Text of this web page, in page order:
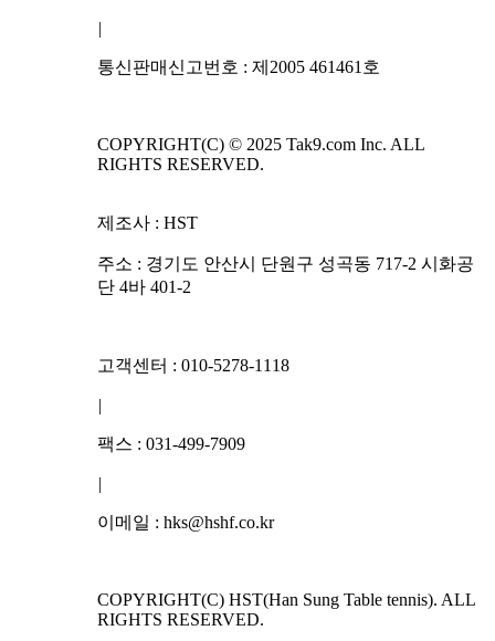
|
통신판매신고번호 : 제2005 461461호
COPYRIGHT(C) © 2025 Tak9.com Inc. ALL
RIGHTS RESERVED.
제조사 : HST
주소 : 경기도 안산시 단원구 성곡동 717-2 시화공
단 4바 401-2
고객센터 : 010-5278-1118
|
팩스 : 031-499-7909
|
이메일 : hks@hshf.co.kr
COPYRIGHT(C) HST(Han Sung Table tennis). ALL
RIGHTS RESERVED.